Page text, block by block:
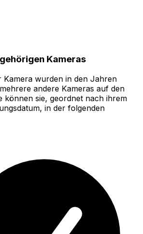
Kameras
Kamera wurden in den Jahren
andere Kameras auf den
können sie, geordnet nach ihrem
in der folgenden